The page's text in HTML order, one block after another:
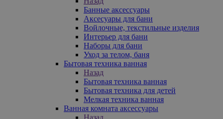
Банные аксессуары
Аксесуары для бани
Войлочные, текстильные изделия
Интерьер для бани
Наборы для бани
Уход за телом, баня
Бытовая техника ванная
Назад
Бытовая техника ванная
Бытовая техника для детей
Мелкая техника ванная
Ванная комната аксессуары
Назад